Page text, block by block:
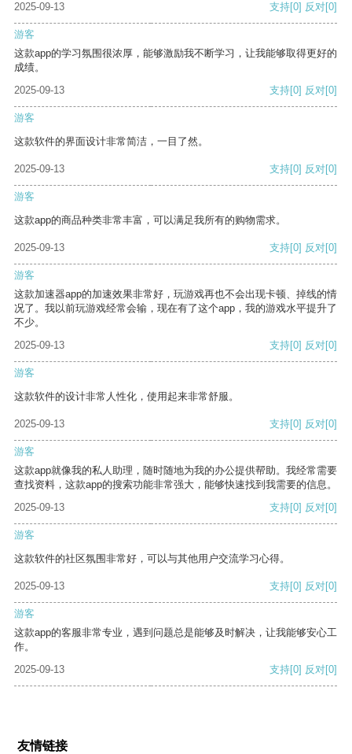
2025-09-13
支持[0] 反对[0]
游客
这款app的学习氛围很浓厚，能够激励我不断学习，让我能够取得更好的
成绩。
2025-09-13
支持[0] 反对[0]
游客
这款软件的界面设计非常简洁，一目了然。
2025-09-13 支持[0] 反对[0]
游客
这款app的商品种类非常丰富，可以满足我所有的购物需求。
2025-09-13 支持[0] 反对[0]
游客
这款加速器app的加速效果非常好，玩游戏再也不会出现卡顿、掉线的情
况了。我以前玩游戏经常会输，现在有了这个app，我的游戏水平提升了
不少。
2025-09-13
支持[0] 反对[0]
游客
这款软件的设计非常人性化，使用起来非常舒服。
2025-09-13 支持[0] 反对[0]
游客
这款app就像我的私人助理，随时随地为我的办公提供帮助。我经常需要
查找资料，这款app的搜索功能非常强大，能够快速找到我需要的信息。
2025-09-13
支持[0] 反对[0]
游客
这款软件的社区氛围非常好，可以与其他用户交流学习心得。
2025-09-13 支持[0] 反对[0]
游客
这款app的客服非常专业，遇到问题总是能够及时解决，让我能够安心工
作。
2025-09-13
支持[0] 反对[0]
友情链接